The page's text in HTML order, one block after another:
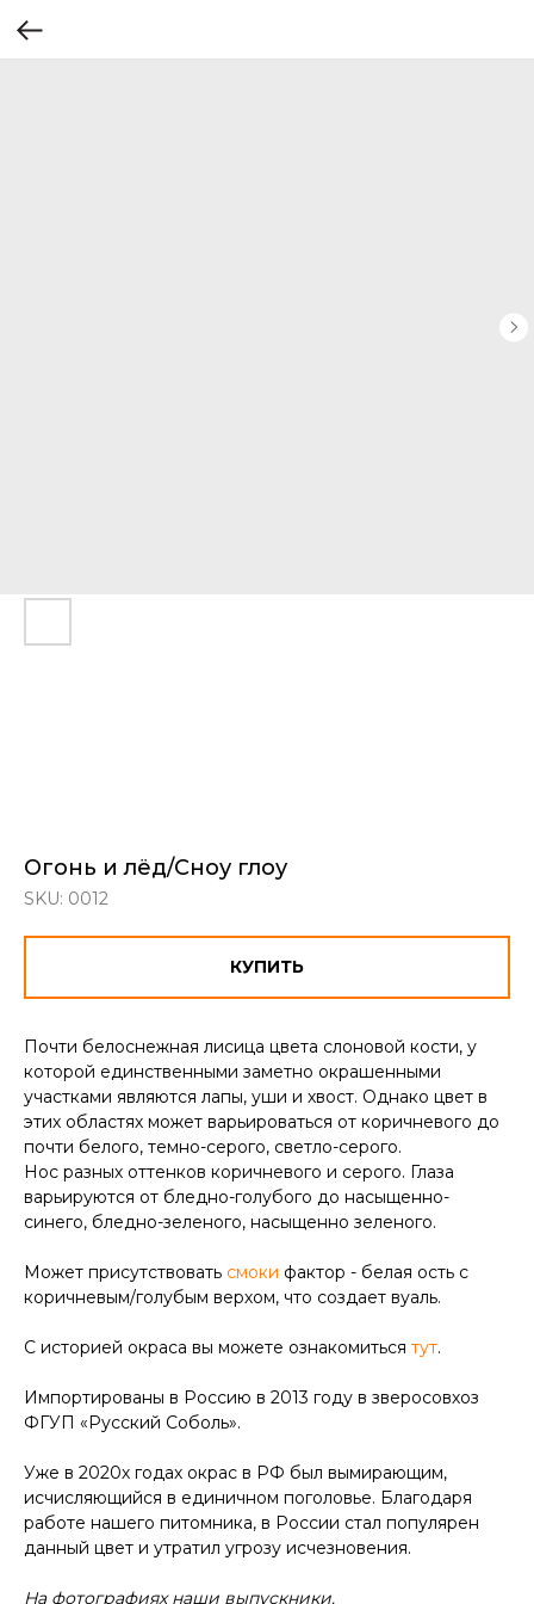
Огонь и лёд/Сноу глоу
SKU: 0012
КУПИТЬ
Почти белоснежная лисица цвета слоновой кости, у
которой единственными заметно окрашенными
участками являются лапы, уши и хвост. Однако цвет в
этих областях может варьироваться от коричневого до
почти белого, темно-серого, светло-серого.
Нос разных оттенков коричневого и серого. Глаза
варьируются от бледно-голубого до насыщенно-
синего, бледно-зеленого, насыщенно зеленого.
Может присутствовать смоки фактор - белая ость с
коричневым/голубым верхом, что создает вуаль.
С историей окраса вы можете ознакомиться тут.
Импортированы в Россию в 2013 году в зверосовхоз
ФГУП «Русский Соболь».
Уже в 2020х годах окрас в РФ был вымирающим,
исчисляющийся в единичном поголовье. Благодаря
работе нашего питомника, в России стал популярен
данный цвет и утратил угрозу исчезновения.
На фотографиях наши выпускники.